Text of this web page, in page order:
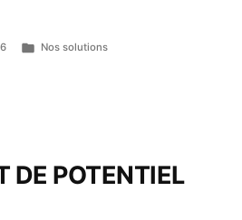
Nos solutions
DE POTENTIEL